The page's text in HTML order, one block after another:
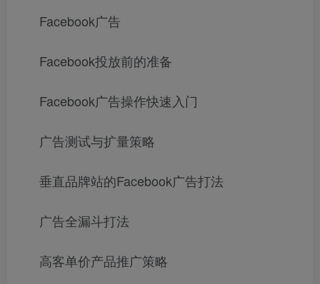
Facebook广告
Facebook投放前的准备
Facebook广告操作快速入门
广告测试与扩量策略
垂直品牌站的Facebook广告打法
广告全漏斗打法
高客单价产品推广策略